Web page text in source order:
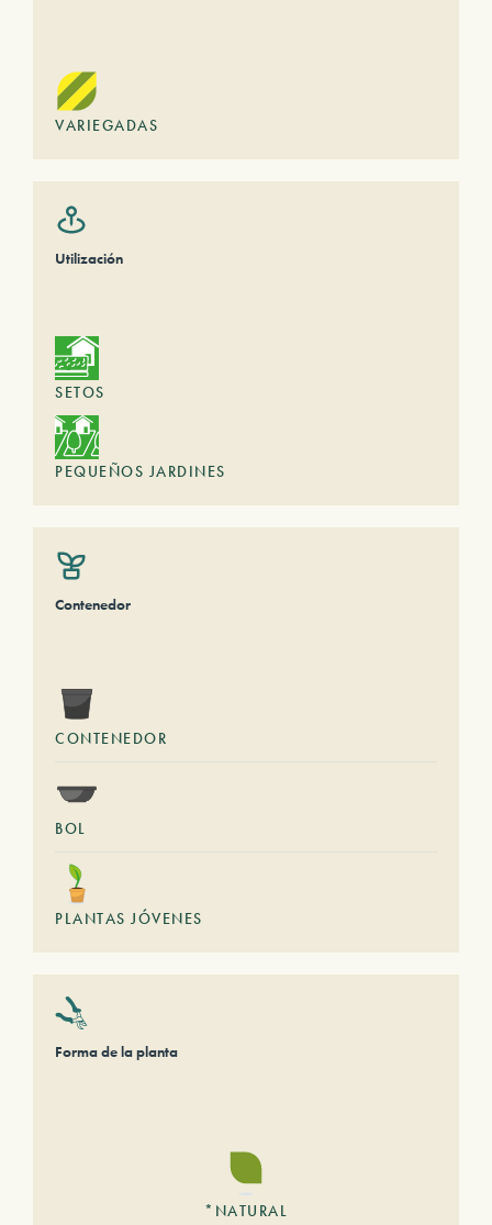
VARIEGADAS
Utilización
SETOS
PEQUEÑOS JARDINES
Contenedor
CONTENEDOR
BOL
PLANTAS JÓVENES
Forma de la planta
*NATURAL